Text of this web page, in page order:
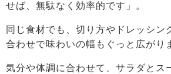
せば、無駄なく効率的です」。
同じ食材でも、切り方やドレッシン
合わせで味わいの幅もぐっと広がり
気分や体調に合わせて、サラダとス